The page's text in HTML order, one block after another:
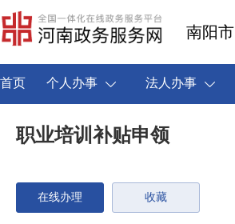
南阳市
首页 个人办事 法人办事
职业培训补贴申领
在线办理 收藏